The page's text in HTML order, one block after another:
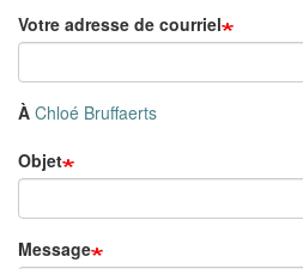
Votre adresse de courriel
À Chloé Bruffaerts
Objet
Message